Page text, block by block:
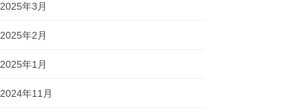
2025年3月
2025年2月
2025年1月
2024年11月